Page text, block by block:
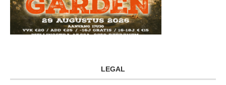
LEGAL